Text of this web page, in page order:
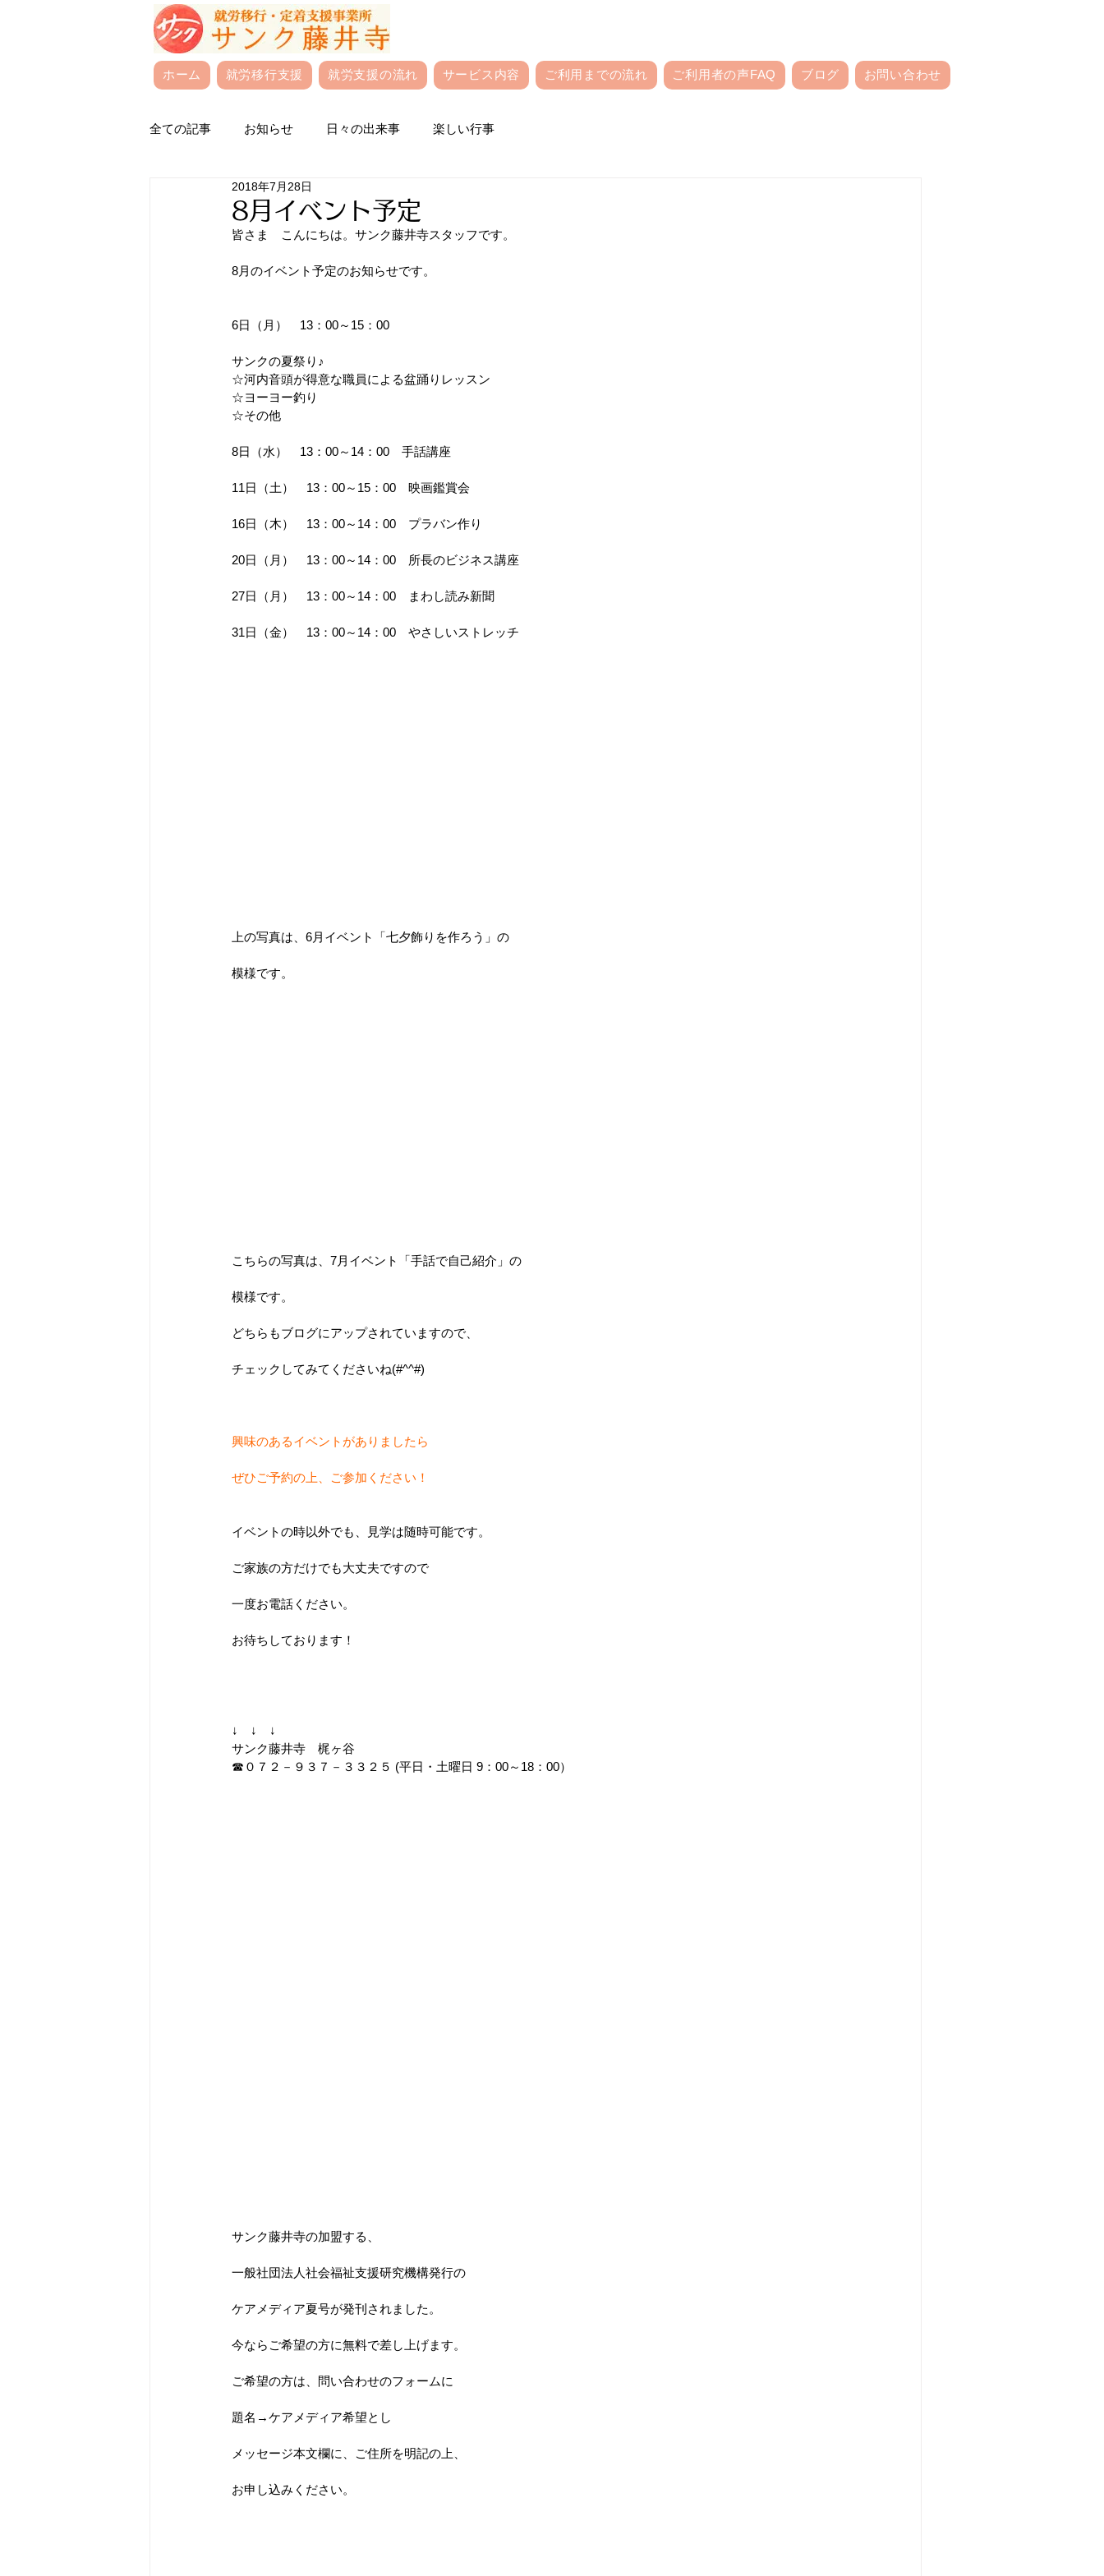
ホーム 就労移行支援 就労支援の流れ サービス内容 ご利用までの流れ ご利用者の声FAQ ブログ お問い合わせ
全ての記事 お知らせ 日々の出来事 楽しい行事
8月イベント予定
2018年7月28日
皆さま　こんにちは。サンク藤井寺スタッフです。
8月のイベント予定のお知らせです。
6日（月）　13：00～15：00
サンクの夏祭り♪
☆河内音頭が得意な職員による盆踊りレッスン
☆ヨーヨー釣り
☆その他
8日（水）　13：00～14：00　手話講座
11日（土）　13：00～15：00　映画鑑賞会
16日（木）　13：00～14：00　プラバン作り
20日（月）　13：00～14：00　所長のビジネス講座
27日（月）　13：00～14：00　まわし読み新聞
31日（金）　13：00～14：00　やさしいストレッチ
上の写真は、6月イベント「七夕飾りを作ろう」の
模様です。
こちらの写真は、7月イベント「手話で自己紹介」の
模様です。
どちらもブログにアップされていますので、
チェックしてみてくださいね(#^^#)
興味のあるイベントがありましたら
ぜひご予約の上、ご参加ください！
イベントの時以外でも、見学は随時可能です。
ご家族の方だけでも大丈夫ですので
一度お電話ください。
お待ちしております！
↓　↓　↓
サンク藤井寺　梶ヶ谷
☎０７２－９３７－３３２５ (平日・土曜日 9：00～18：00）
サンク藤井寺の加盟する、
一般社団法人社会福祉支援研究機構発行の
ケアメディア夏号が発刊されました。
今ならご希望の方に無料で差し上げます。
ご希望の方は、問い合わせのフォームに
題名→ケアメディア希望とし
メッセージ本文欄に、ご住所を明記の上、
お申し込みください。